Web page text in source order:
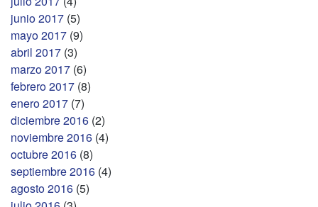
junio 2017 (5)
mayo 2017 (9)
abril 2017 (3)
marzo 2017 (6)
febrero 2017 (8)
enero 2017 (7)
diciembre 2016 (2)
noviembre 2016 (4)
octubre 2016 (8)
septiembre 2016 (4)
agosto 2016 (5)